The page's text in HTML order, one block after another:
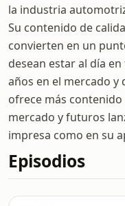
la industria
Su contenido de
convierten en un
desean estar al día
años en el mercado y
ofrece más
mercado y futuros
impresa como en su
Episodios